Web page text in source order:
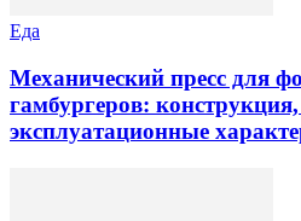
Еда
Механический пресс для
гамбургеров:
эксплуатационные